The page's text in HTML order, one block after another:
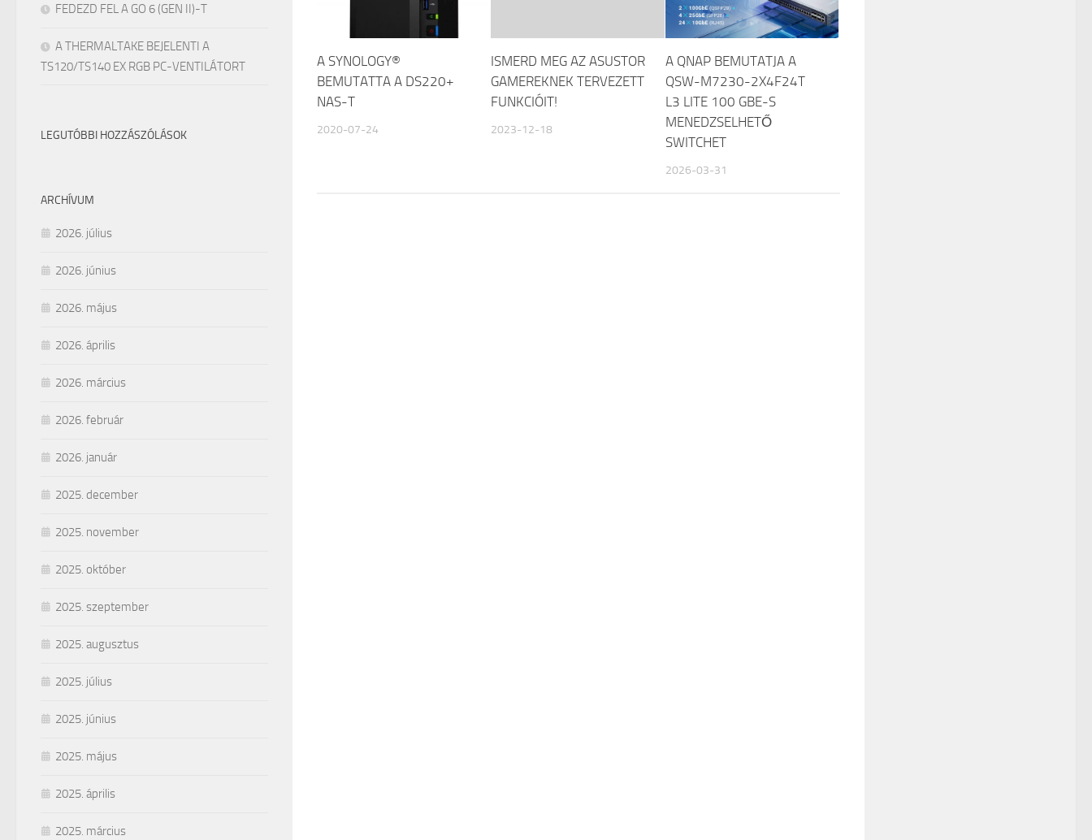
A SYNOLOGY®
BEMUTATTA A DS220+
NAS-T
2020-07-24
ISMERD MEG AZ ASUSTOR
GAMEREKNEK TERVEZETT
FUNKCIÓIT!
2023-12-18
A QNAP BEMUTATJA A
QSW-M7230-2X4F24T
L3 LITE 100 GBE-S
MENEDZSELHETŐ
SWITCHET
2026-03-31
FEDEZD FEL A GO 6 (GEN II)-T
A THERMALTAKE BEJELENTI A
TS120/TS140 EX RGB PC-VENTILÁTORT
LEGUTÓBBI HOZZÁSZÓLÁSOK
ARCHÍVUM
2026. július
2026. június
2026. május
2026. április
2026. március
2026. február
2026. január
2025. december
2025. november
2025. október
2025. szeptember
2025. augusztus
2025. július
2025. június
2025. május
2025. április
2025. március